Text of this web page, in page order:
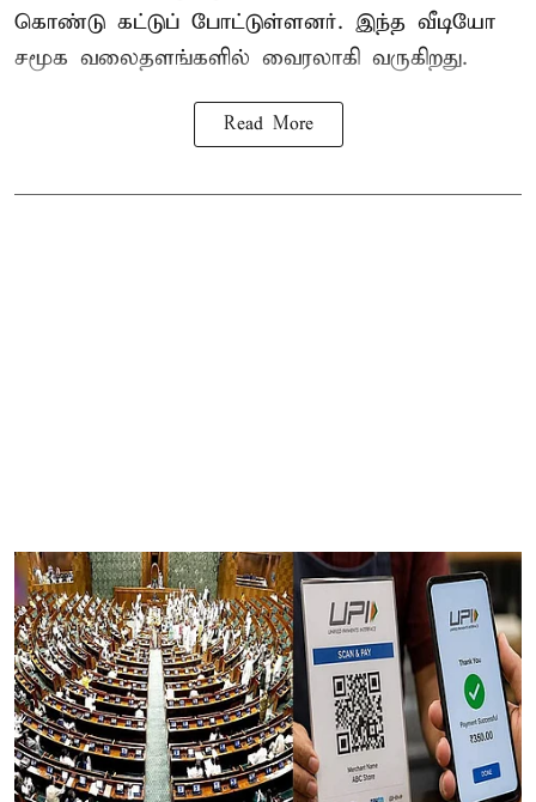
கொண்டு கட்டுப் போட்டுள்ளனர். இந்த வீடியோ
சமூக வலைதளங்களில் வைரலாகி வருகிறது.
Read More